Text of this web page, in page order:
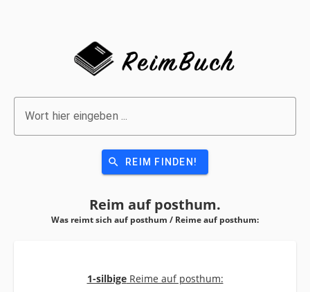
Wort hier eingeben ...
search REIM FINDEN!
Reim aufposthum.
Was reimt sich auf posthum / Reime auf posthum:
1-silbigeReime auf posthum: